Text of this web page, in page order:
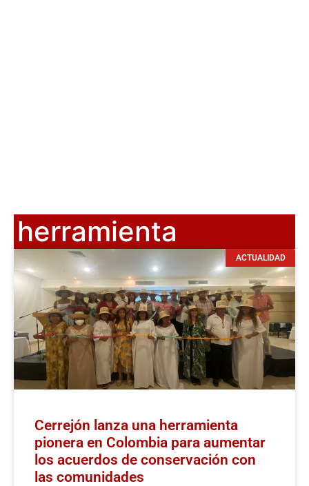
herramienta
ACTUALIDAD
Cerrejón lanza una herramienta
pionera en Colombia para aumentar
los acuerdos de conservación con
las comunidades